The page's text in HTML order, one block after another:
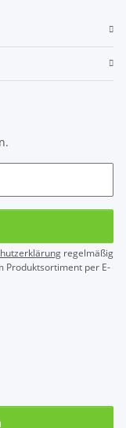
regelmäßig
Produktsortiment per E-